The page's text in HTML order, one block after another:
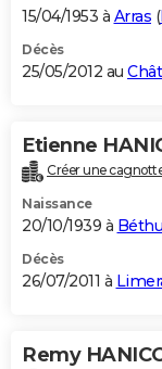
15/04/1953 à Arras (
Décès
25/05/2012 au
Etienne
Créer une
Naissance
20/10/1939 à
Décès
26/07/2011 à
Remy